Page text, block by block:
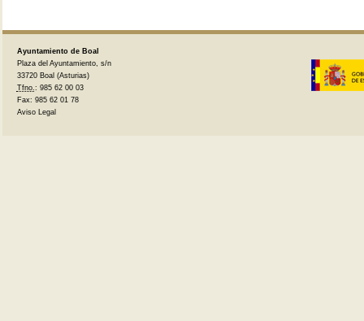
Ayuntamiento de Boal
Plaza del Ayuntamiento, s/n
33720 Boal (Asturias)
Tfno. : 985 62 00 03
Fax: 985 62 01 78
Aviso Legal